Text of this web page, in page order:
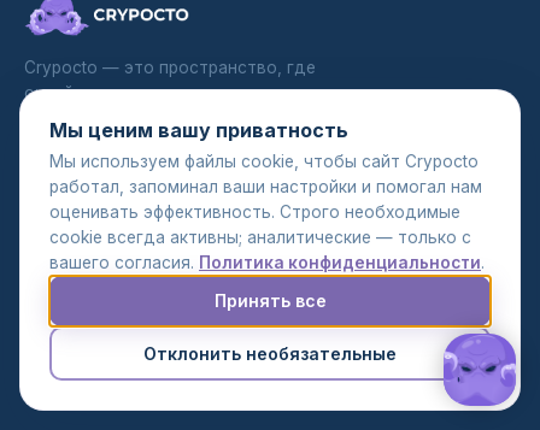
Crypocto — это пространство, где
ончейн-ликвидность встречается с
для реальных активов и сервис on/off-
ramp. Покупайте недвижимость, авто,
яхты, часы и ювелирку за крипту — или
конвертируйте между фиатом и
USDT/USDC через SEPA/SWIFT без
биржевого шума. Один именной
менеджер на заявку, прозрачные
комиссии, документы под аудит.
Мы ценим вашу приватность
Мы используем файлы cookie, чтобы сайт Crypocto
работал, запоминал ваши настройки и помогал нам
оценивать эффективность. Строго необходимые
cookie всегда активны; аналитические — только с
вашего согласия. Политика конфиденциальности.
Отклонить необязательные
Принять все